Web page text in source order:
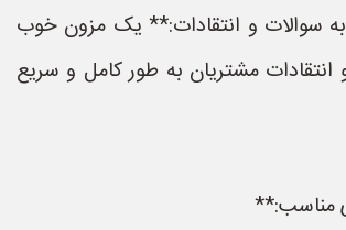
سوالات و انتقادات:** یک مزون خوب
انتقادات مشتریان به طور کامل و سریع